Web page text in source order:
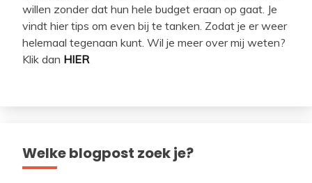
willen zonder dat hun hele budget eraan op gaat. Je
vindt hier tips om even bij te tanken. Zodat je er weer
helemaal tegenaan kunt. Wil je meer over mij weten?
Klik dan HIER
Welke blogpost zoek je?